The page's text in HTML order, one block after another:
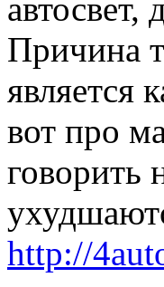
Причина
является
вот про
говорить
http://